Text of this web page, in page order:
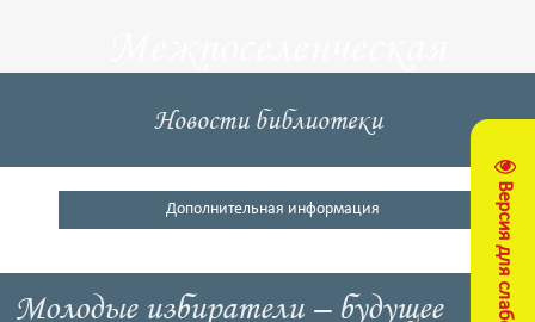
центральная
библиотека
Кущевский район
Новости библиотеки
Дополнительная информация
Молодые избиратели – будущее